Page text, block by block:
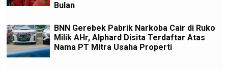
Bulan
BNN Gerebek Pabrik Narkoba Cair di Ruko
Milik AHr, Alphard Disita Terdaftar Atas
Nama PT Mitra Usaha Properti